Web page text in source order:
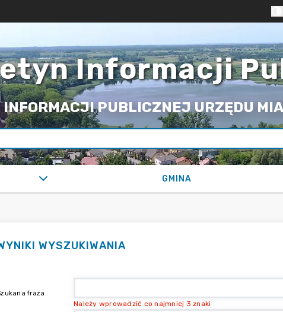
Informacji
PUBLICZNEJ URZĘDU
GMINA
WYSZUKIWANIA
fraza
Należy wprowadzić co najmniej 3 znaki